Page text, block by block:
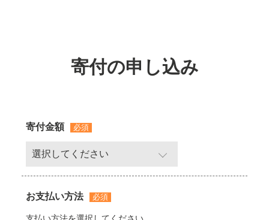
寄付の申し込み
寄付金額 必須
お支払い方法 必須